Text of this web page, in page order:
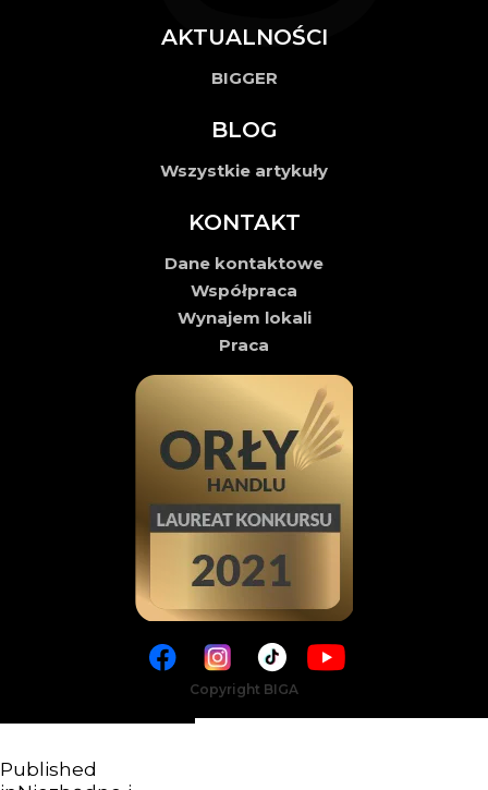
AKTUALNOŚCI
BIGGER
BLOG
Wszystkie artykuły
KONTAKT
Dane kontaktowe
Współpraca
Wynajem lokali
Praca
Copyright BIGA
Published